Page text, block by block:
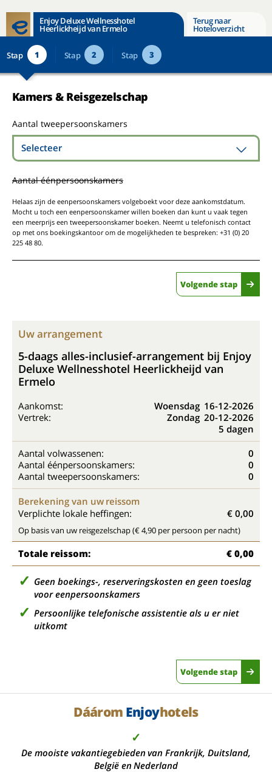
Enjoy Deluxe Wellnesshotel
Heerlickheijd van Ermelo
Terug naar
Hoteloverzicht
Stap 1 Stap 2 Stap 3
Kamers & Reisgezelschap
Aantal tweepersoonskamers
Selecteer
Aantal éénpersoonskamers
Helaas zijn de eenpersoonskamers volgeboekt voor deze aankomstdatum.
Mocht u toch een eenpersoonskamer willen boeken dan kunt u vaak tegen
een meerprijs een tweepersoonskamer boeken. Neemt u telefonisch contact
op met ons boekingskantoor om de mogelijkheden te bespreken: +31 (0) 20
225 48 80.
Volgende stap
Uw arrangement
5-daags alles-inclusief-arrangement bij Enjoy
Deluxe Wellnesshotel Heerlickheijd van
Ermelo
Aankomst: Woensdag 16-12-2026
Vertrek:
Zondag 20-12-2026
5 dagen
Aantal volwassenen:
0
Aantal éénpersoonskamers:
0
Aantal tweepersoonskamers:
0
Berekening van uw reissom
Verplichte lokale heffingen:
€ 0,00
Op basis van uw reisgezelschap (€ 4,90 per persoon per nacht)
Totale reissom: € 0,00
Geen boekings-, reserveringskosten en geen toeslag
voor eenpersoonskamers
Persoonlijke telefonische assistentie als u er niet
uitkomt
Volgende stap
Dáárom Enjoyhotels
✓
De mooiste vakantiegebieden van Frankrijk, Duitsland,
België en Nederland